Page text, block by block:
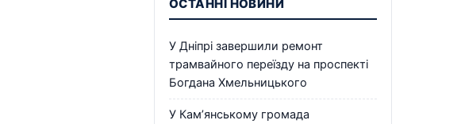
ОСТАННІ НОВИНИ
У Дніпрі завершили ремонт
трамвайного переїзду на проспекті
Богдана Хмельницького
У Кам’янському громада